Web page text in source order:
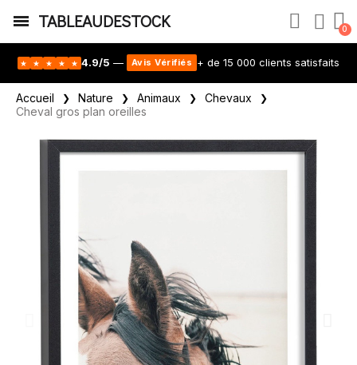
TABLEAUDESTOCK
★ ★ ★ ★ ★ 4.9/5 — Avis Vérifiés + de 15 000 clients satisfaits
Accueil Nature Animaux
Chevaux
Cheval gros plan oreilles